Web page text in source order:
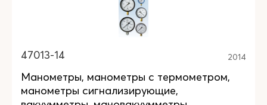
47013-14 2014
Манометры, манометры с термометром,
манометры сигнализирующие,